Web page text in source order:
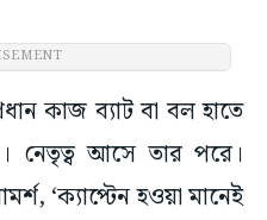
কাজ ব্যাট বা বল হাতে
নেতৃত্ব আসে তার পরে।
‘ক্যাপ্টেন হওয়া মানেই